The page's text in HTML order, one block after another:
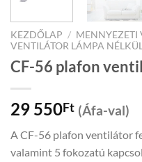
KEZDŐLAP / MENNYEZETI
VENTILÁTOR LÁMPA
CF-56 plafon
29 550Ft (Áfa-val)
A CF-56 plafon ventilátor
valamint 5 fokozatú